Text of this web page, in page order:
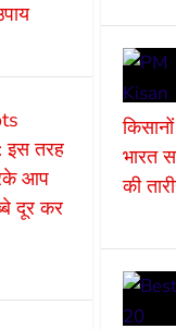
इस तरह
आप
दूर कर
भारत
की